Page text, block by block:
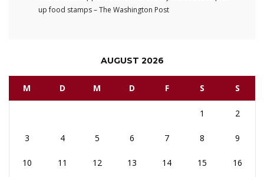
up food stamps – The Washington Post
AUGUST 2026
M D M D F S S
1 2
3 4 5 6 7 8 9
10 11 12 13 14 15 16